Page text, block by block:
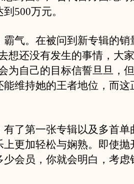
500万元。
。在被问到新专辑的销
想还没有发生的事情，大
为自己的目标信誓旦旦，
能维持她的王者地位，而这
第一张专辑以及多首单
上更加轻松与娴熟。即使抛
少会员，你就会明白，考虑